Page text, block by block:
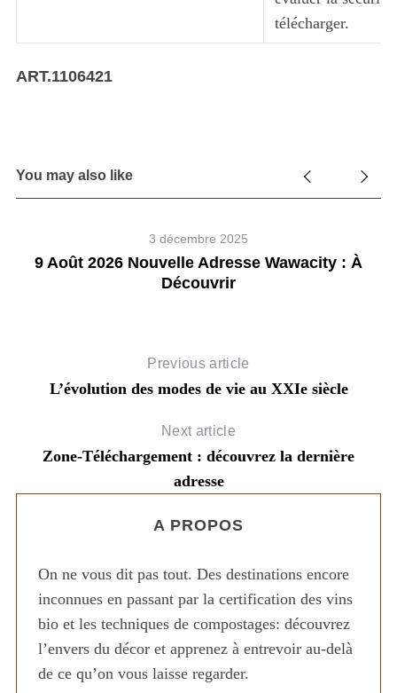
télécharger.
ART.1106421
You may also like
3 décembre 2025
9 Août 2026 Nouvelle Adresse Wawacity : À
Découvrir
Previous article
L’évolution des modes de vie au XXIe siècle
Next article
Zone-Téléchargement : découvrez la dernière
adresse
A PROPOS
On ne vous dit pas tout. Des destinations encore
inconnues en passant par la certification des vins
bio et les techniques de compostages: découvrez
l’envers du décor et apprenez à entrevoir au-delà
de ce qu’on vous laisse regarder.